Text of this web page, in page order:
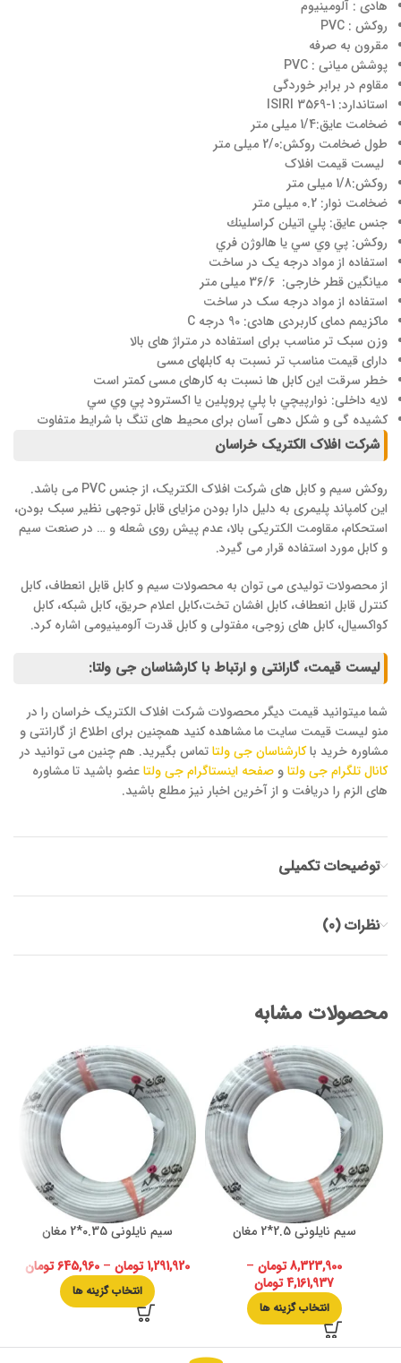
هادی : آلومینیوم
روکش : PVC
مقرون به صرفه
پوشش میانی : PVC
ﻣﻘﺎﻭم در برابر ﺧﻮﺭﺩگی
استاندارد: ISIRI 3569-1
ضخامت عایق:1/4 میلی متر
طول ضخامت روکش:2/0 میلی متر
لیست قیمت افلاک
روکش:1/8 میلی متر
ضخامت نوار: 0.2 میلی متر
جنس عایق: پلي اتيلن كراسلينك
روکش: پي وي سي يا هالوژن فري
استفاده از مواد درجه یک در ساخت
میانگین قطر خارجی: 36/6 میلی متر
استفاده از مواد درجه سک در ساخت
ماکزیمم دمای کاربردی هادی: 90 درجه C
وزن سبک تر مناسب برای استفاده در متراژ های بالا
دارای قیمت مناسب تر نسبت به کابلهای مسی
خطر سرقت این کابل ها نسبت به کارهای مسی کمتر است
لایه داخلی: نوارپيچي با پلي پروپلين يا اكسترود پي وي سي
کشیده گی و شکل دهی آسان برای محیط های تنگ با شرایط متفاوت
شرکت افلاک الکتریک خراسان
روکش سیم و کابل های شرکت افلاک الکتریک، از جنس PVC می باشد.
این کامپاند پلیمری به دلیل دارا بودن مزایای قابل توجهی نظیر سبک بودن،
استحکام، مقاومت الکتریکی بالا، عدم پیش روی شعله و … در صنعت سیم
و کابل مورد استفاده قرار می گیرد.
از محصولات تولیدی می توان به محصولات سیم و کابل قابل انعطاف، کابل
کنترل قابل انعطاف، کابل افشان تخت،کابل اعلام حریق، کابل شبکه، کابل
کواکسیال، کابل های زوجی، مفتولی و کابل قدرت آلومینیومی اشاره کرد.
لیست قیمت، گارانتی و ارتباط با کارشناسان جی ولتا:
شما میتوانید قیمت دیگر محصولات شرکت افلاک الکتریک خراسان را در
منو لیست قیمت سایت ما مشاهده کنید همچنین برای اطلاع از گارانتی و
مشاوره خرید باکارشناسان جی ولتاتماس بگیرید. هم چنین می توانید در
کانال تلگرام جی ولتاو صفحه اینستاگرام جی ولتاعضو باشید تا مشاوره
های الزم را دریافت و از آخرین اخبار نیز مطلع باشید.
توضیحات تکمیلی
نظرات (0)
محصولات مشابه
سیم نایلونی 2.5*2 مغان
8,323,900تومان –
4,161,937تومان
انتخاب گزینه ها
سیم نایلونی 0.35*2 مغان
1,291,920 تومان –
645,960 تومان
انتخاب گزینه ها